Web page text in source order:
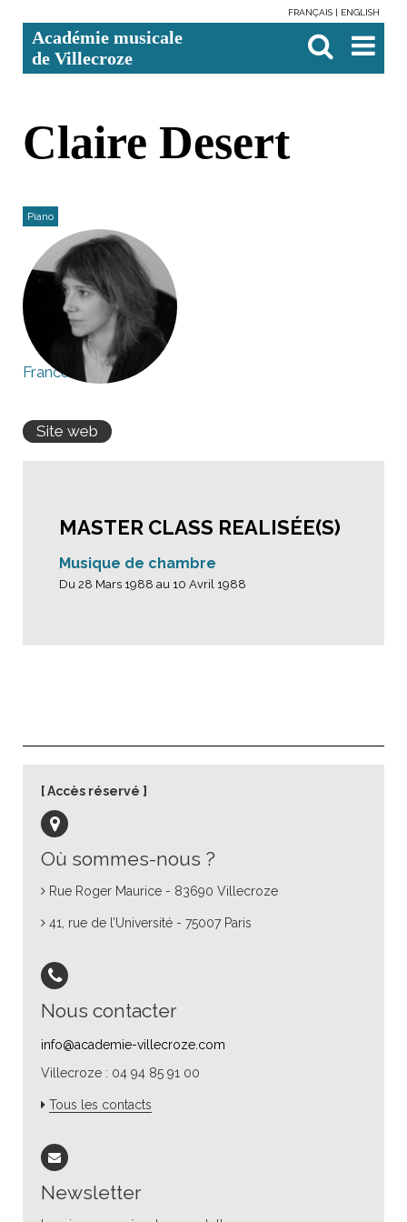
contenu.
Aller
à
personnels
FRANÇAIS ENGLISH
Académie musicale
de Villecroze

avancée…
Claire Desert
Piano
France
Site web
MASTER CLASS REALISÉE(S)
Musique de chambre
Du 28 Mars 1988 au 10 Avril 1988
Où sommes-nous ?
Rue Roger Maurice - 83690 Villecroze
41, rue de l’Université - 75007 Paris
Nous contacter
info@academie-villecroze.com
Villecroze : 04 94 85 91 00
Tous les contacts
Newsletter
Accès réservé